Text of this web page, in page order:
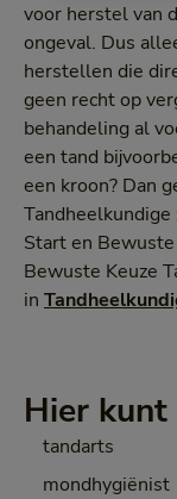
voor herstel van
ongeval. Dus
herstellen die
geen recht op
behandeling al
een tand
een kroon? Dan
Start en
Bewuste Keuze
in
Hier
tandarts
mondhygiënist